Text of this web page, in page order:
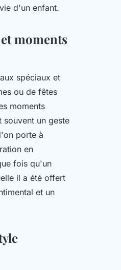
d'un enfant.
moments
spéciaux et
ou de fêtes
moments
un geste
porte à
en
fois qu'un
il a été offert
et un